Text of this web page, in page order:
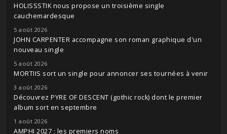
HOLISSSTIK nous propose un troisième single
cauchemardesque
5 août 2026
JOHN CARPENTER accompagne son roman graphique d'un
nouveau single
5 août 2026
MORTIIS sort un single pour annoncer ses tournées à venir
3 août 2026
Découvrez PYRE OF DESCENT (gothic rock) dont le premier
album sort en septembre
1 août 2026
AMPHI 2027 : les premiers noms